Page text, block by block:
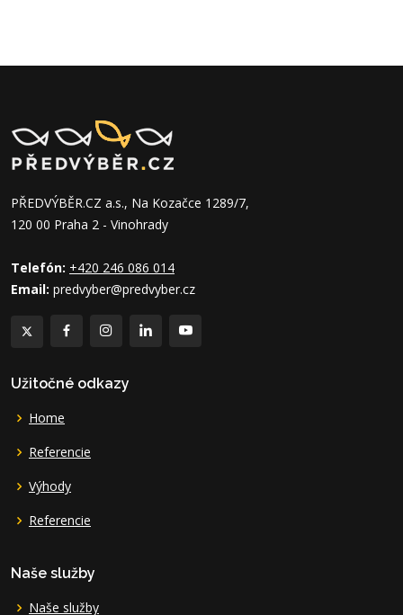
PŘEDVÝBĚR.CZ a.s., Na Kozačce 1289/7,
120 00 Praha 2 - Vinohrady
Telefón: +420 246 086 014
Email: predvyber@predvyber.cz
Užitočné odkazy
Home
Referencie
Výhody
Referencie
Naše služby
Naše služby